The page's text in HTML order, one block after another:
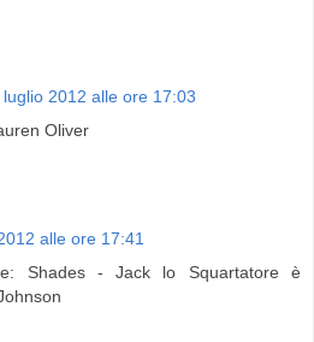
luglio 2012 alle ore 17:03
Oliver
alle ore 17:41
Shades - Jack lo Squartatore è